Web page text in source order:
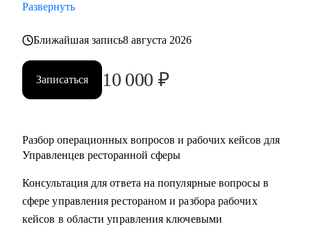
Развернуть
Ближайшая запись8 августа 2026
Записаться 10 000 ₽
Разбор операционных вопросов и рабочих кейсов для
Управленцев ресторанной сферы
Консультация для ответа на популярные вопросы в
сфере управления рестораном и разбора рабочих
кейсов в области управления ключевыми